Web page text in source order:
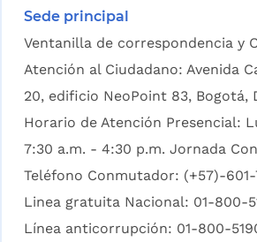
Sede principal
Ventanilla de correspondencia y
Atención al Ciudadano: Avenida
20, edificio NeoPoint 83, Bogotá,
Horario de Atención Presencial:
7:30 a.m. - 4:30 p.m. Jornada
Teléfono Conmutador: (+57)-
Linea gratuita Nacional: 01-800-
Línea anticorrupción: 01-800-